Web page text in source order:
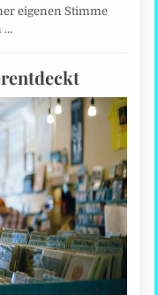
eigenen Stimme
…